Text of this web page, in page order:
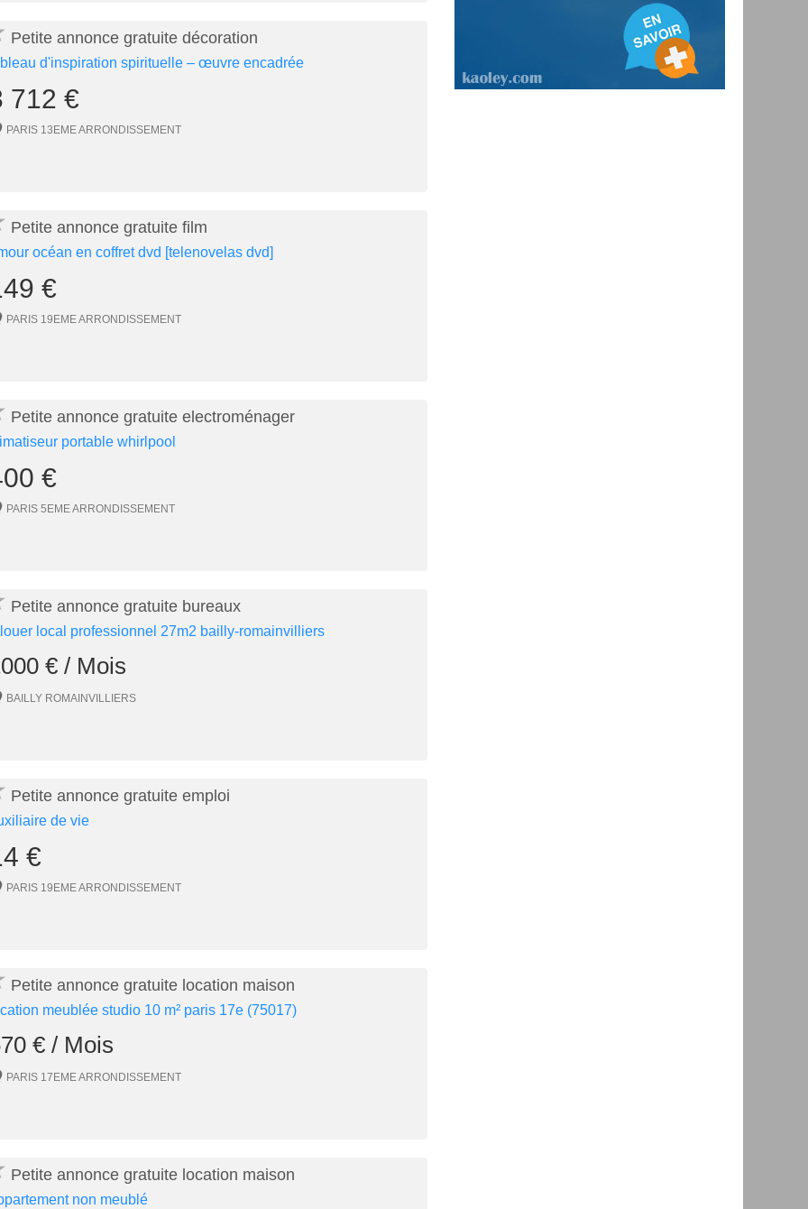
Petite annonce gratuite décoration
d'inspiration spirituelle – œuvre encadrée
712 €
PARIS 13EME ARRONDISSEMENT
Petite annonce gratuite film
océan en coffret dvd [telenovelas dvd]
€
PARIS 19EME ARRONDISSEMENT
Petite annonce gratuite electroménager
portable whirlpool
€
PARIS 5EME ARRONDISSEMENT
Petite annonce gratuite bureaux
local professionnel 27m2 bailly-romainvilliers
€ / Mois
BAILLY ROMAINVILLIERS
Petite annonce gratuite emploi
de vie
€
PARIS 19EME ARRONDISSEMENT
Petite annonce gratuite location maison
meublée studio 10 m² paris 17e (75017)
€ / Mois
PARIS 17EME ARRONDISSEMENT
Petite annonce gratuite location maison
non meublé